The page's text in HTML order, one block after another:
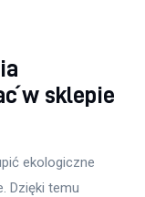
w sklepie
ekologiczne
Dzięki temu